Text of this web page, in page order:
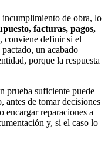
incumplimiento de obra, lo
facturas, pagos,
conviene definir si el
un acabado
porque la respuesta
prueba suficiente puede
antes de tomar decisiones
encargar reparaciones a
y, si el caso lo